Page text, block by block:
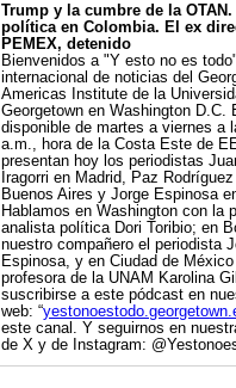
Trump y la cumbre de la
política en Colombia. El ex
PEMEX, detenido
Bienvenidos a "Y esto no es
internacional de noticias del
Americas Institute de la
Georgetown en Washington D.C.
disponible de martes a viernes a
a.m., hora de la Costa Este de
presentan hoy los periodistas
Iragorri en Madrid, Paz
Buenos Aires y Jorge Espinosa
Hablamos en Washington con la
analista política Dori Toribio; en
nuestro compañero el periodista
Espinosa, y en Ciudad de
profesora de la UNAM Karolina
suscribirse a este pódcast en
web: “
este canal. Y seguirnos en
de X y de Instagram: